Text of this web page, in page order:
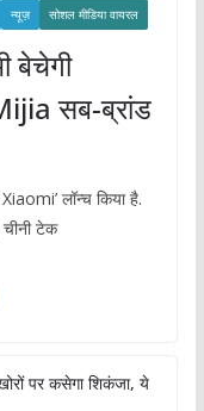
न्यूज़ सोशल मीडिया वायरल
बेचेगी
सब-ब्रांड
लॉन्च किया है.
टेक
पर कसेगा शिकंजा, ये